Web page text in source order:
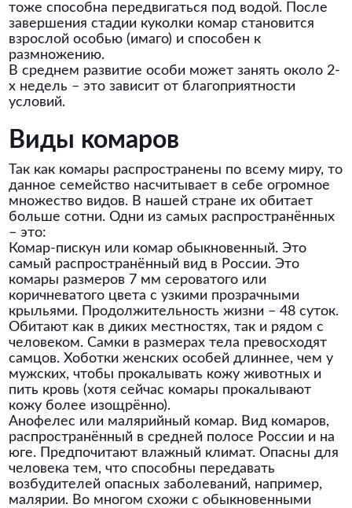
тоже способна передвигаться под водой. После
завершения стадии куколки комар становится
взрослой особью (имаго) и способен к
размножению.
В среднем развитие особи может занять около 2-
х недель – это зависит от благоприятности
условий.
Виды комаров
Так как комары распространены по всему миру, то
данное семейство насчитывает в себе огромное
множество видов. В нашей стране их обитает
больше сотни. Одни из самых распространённых
– это:
Комар-пискун или комар обыкновенный. Это
самый распространённый вид в России. Это
комары размеров 7 мм сероватого или
коричневатого цвета с узкими прозрачными
крыльями. Продолжительность жизни – 48 суток.
Обитают как в диких местностях, так и рядом с
человеком. Самки в размерах тела превосходят
самцов. Хоботки женских особей длиннее, чем у
мужских, чтобы прокалывать кожу животных и
пить кровь (хотя сейчас комары прокалывают
кожу более изощрённо).
Анофелес или малярийный комар. Вид комаров,
распространённый в средней полосе России и на
юге. Предпочитают влажный климат. Опасны для
человека тем, что способны передавать
возбудителей опасных заболеваний, например,
малярии. Во многом схожи с обыкновенными